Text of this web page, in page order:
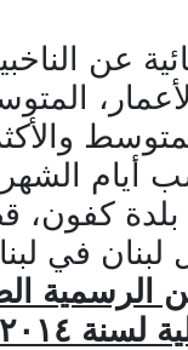
عن
أيام
كفون،
لبنان في
الرسمية
٢٠١٤